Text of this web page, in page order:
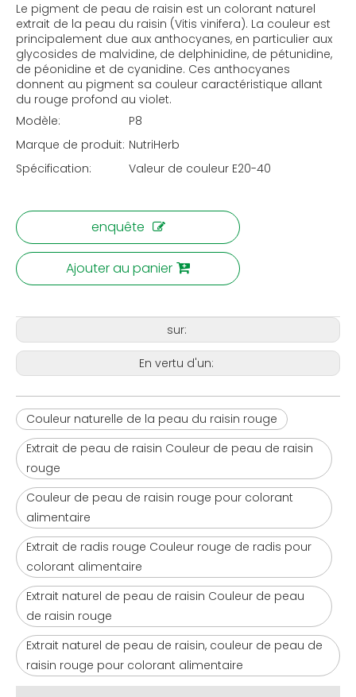
Le pigment de peau de raisin est un colorant naturel
extrait de la peau du raisin (Vitis vinifera). La couleur est
principalement due aux anthocyanes, en particulier aux
glycosides de malvidine, de delphinidine, de pétunidine,
de péonidine et de cyanidine. Ces anthocyanes
donnent au pigment sa couleur caractéristique allant
du rouge profond au violet.
Modèle:
P8
Marque de produit: NutriHerb
Spécification:
Valeur de couleur E20-40
enquête
Ajouter au panier
sur:
En vertu d'un:
Couleur naturelle de la peau du raisin rouge
Extrait de peau de raisin Couleur de peau de raisin
rouge
Couleur de peau de raisin rouge pour colorant
alimentaire
Extrait de radis rouge Couleur rouge de radis pour
colorant alimentaire
Extrait naturel de peau de raisin Couleur de peau
de raisin rouge
Extrait naturel de peau de raisin, couleur de peau de
raisin rouge pour colorant alimentaire